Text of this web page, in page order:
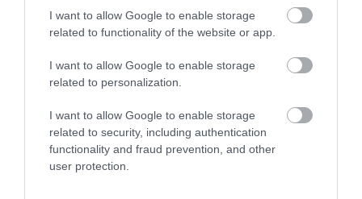
I want to allow Google to enable storage
related to functionality of the website or app.
I want to allow Google to enable storage
related to personalization.
I want to allow Google to enable storage
related to security, including authentication
functionality and fraud prevention, and other
user protection.